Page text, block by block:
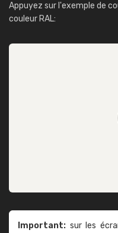
Appuyez sur l'exemple de
couleur RAL:
Important: sur les